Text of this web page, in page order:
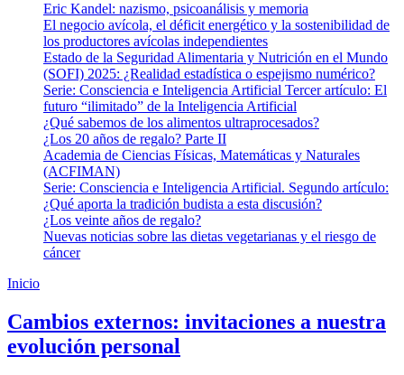
Eric Kandel: nazismo, psicoanálisis y memoria
El negocio avícola, el déficit energético y la sostenibilidad de
los productores avícolas independientes
Estado de la Seguridad Alimentaria y Nutrición en el Mundo
(SOFI) 2025: ¿Realidad estadística o espejismo numérico?
Serie: Consciencia e Inteligencia Artificial Tercer artículo: El
futuro “ilimitado” de la Inteligencia Artificial
¿Qué sabemos de los alimentos ultraprocesados?
¿Los 20 años de regalo? Parte II
Academia de Ciencias Físicas, Matemáticas y Naturales
(ACFIMAN)
Serie: Consciencia e Inteligencia Artificial. Segundo artículo:
¿Qué aporta la tradición budista a esta discusión?
¿Los veinte años de regalo?
Nuevas noticias sobre las dietas vegetarianas y el riesgo de
cáncer
Inicio
Cambios externos: invitaciones a nuestra
evolución personal